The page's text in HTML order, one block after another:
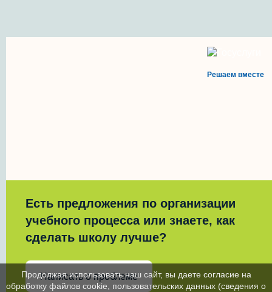
Решаем вместе
Есть предложения по организации
учебного процесса или знаете, как
сделать школу лучше?
Написать о проблеме
Продолжая использовать наш сайт, вы даете согласие на
обработку файлов cookie, пользовательских данных (сведения о